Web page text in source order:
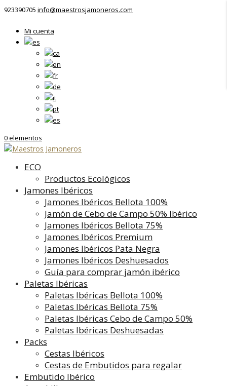
923390705 info@maestrosjamoneros.com
Mi cuenta
0 elementos
ECO
Productos Ecológicos
Jamones Ibéricos
Jamones Ibéricos Bellota 100%
Jamón de Cebo de Campo 50% Ibérico
Jamones Ibéricos Bellota 75%
Jamones Ibéricos Premium
Jamones Ibéricos Pata Negra
Jamones Ibéricos Deshuesados
Guía para comprar jamón ibérico
Paletas Ibéricas
Paletas Ibéricas Bellota 100%
Paletas Ibéricas Bellota 75%
Paletas Ibéricas Cebo de Campo 50%
Paletas Ibéricas Deshuesadas
Packs
Cestas Ibéricos
Cestas de Embutidos para regalar
Embutido Ibérico